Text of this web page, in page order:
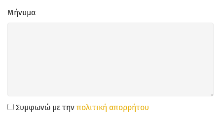
Μήνυμα
Συμφωνώ με την πολιτική απορρήτου